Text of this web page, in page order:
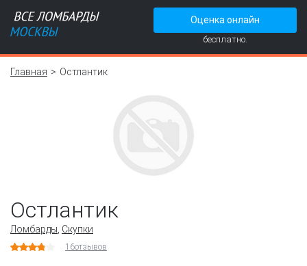
Оценка онлайн
бесплатно.
Главная Остлантик
Остлантик
Ломбарды Скупки
16отзывов